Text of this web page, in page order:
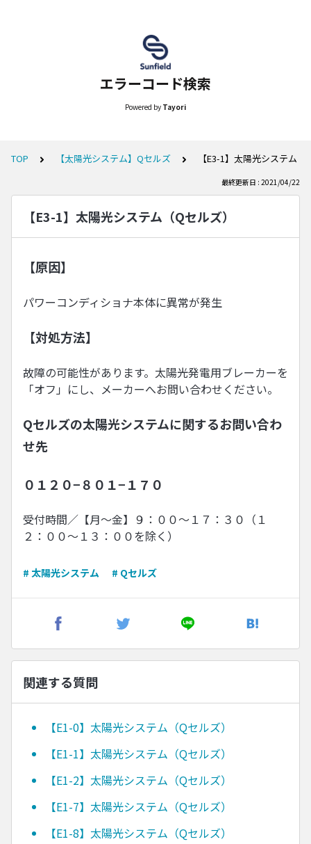
エラーコード検索
Powered by Tayori
TOP 【太陽光システム】Qセルズ 【E3-1】太陽光システム（
最終更新日 : 2021/04/22
【E3-1】太陽光システム（Qセルズ）
【原因】
パワーコンディショナ本体に異常が発生
【対処方法】
故障の可能性があります。太陽光発電用ブレーカーを
「オフ」にし、メーカーへお問い合わせください。
Qセルズの太陽光システムに関するお問い合わ
せ先
０１２０−８０１−１７０
受付時間／【月〜金】９：００〜１７：３０（１
２：００〜１３：００を除く）
# 太陽光システム # Qセルズ
関連する質問
【E1-0】太陽光システム（Qセルズ）
【E1-1】太陽光システム（Qセルズ）
【E1-2】太陽光システム（Qセルズ）
【E1-7】太陽光システム（Qセルズ）
【E1-8】太陽光システム（Qセルズ）